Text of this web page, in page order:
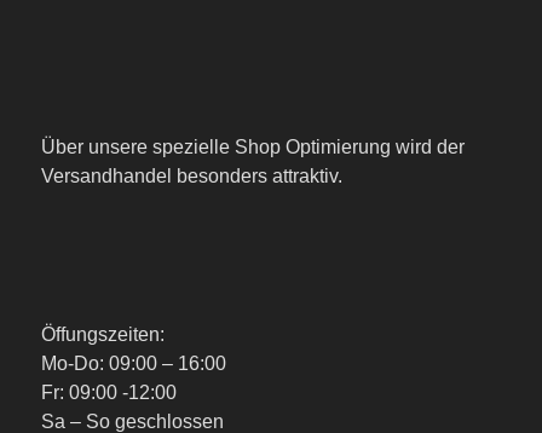
Über unsere spezielle Shop Optimierung wird der
Versandhandel besonders attraktiv.
Öffungszeiten:
Mo-Do: 09:00 – 16:00
Fr: 09:00 -12:00
Sa – So geschlossen